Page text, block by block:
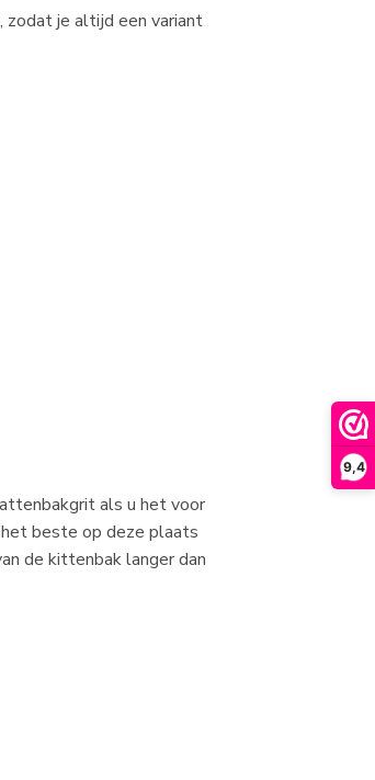
9,4
zodat je altijd een variant
als u het voor
beste op deze plaats
de kittenbak langer dan